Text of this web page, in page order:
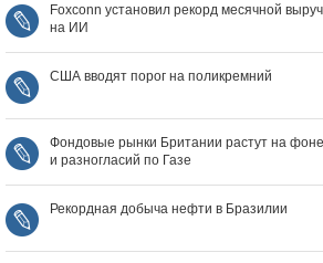
Foxconn установил рекорд месячной
на ИИ
США вводят порог на поликремний
Фондовые рынки Британии растут на
и разногласий по Газе
Рекордная добыча нефти в Бразилии